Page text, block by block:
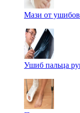
Мази от
Ушиб пальца